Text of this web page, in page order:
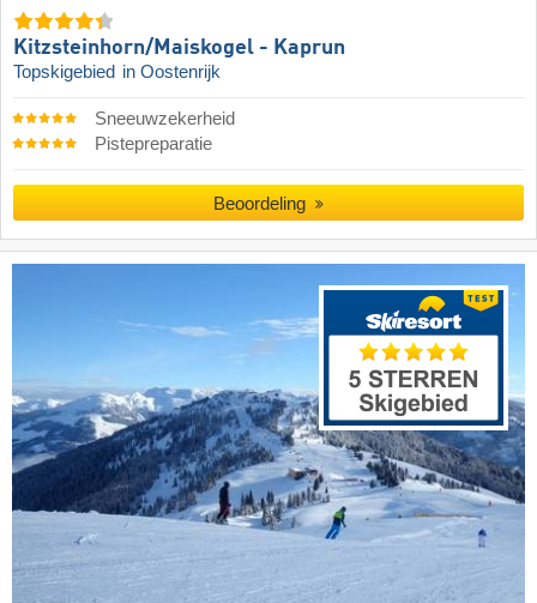
Kitzsteinhorn/​Maiskogel - Kaprun
Topskigebied in Oostenrijk
Sneeuwzekerheid
Pistepreparatie
Beoordeling